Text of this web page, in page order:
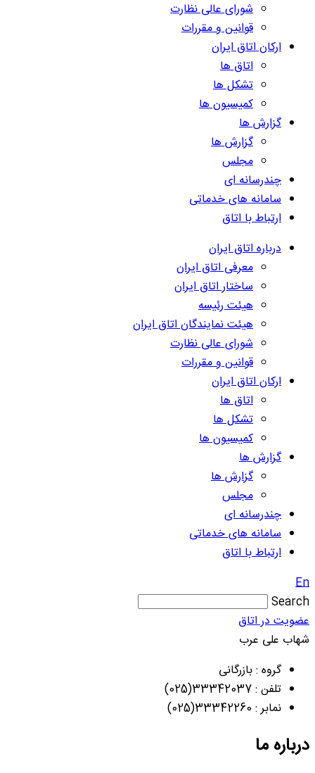
شورای عالی نظارت
قوانین و مقررات
ارکان اتاق ایران
اتاق ها
تشکل ها
کمیسیون ها
گزارش ها
گزارش ها
مجلس
چندرسانه ای
سامانه های خدماتی
ارتباط با اتاق
درباره اتاق ایران
معرفی اتاق ایران
ساختار اتاق ایران
هیئت رئیسه
هیئت نمایندگان اتاق ایران
شورای عالی نظارت
قوانین و مقررات
ارکان اتاق ایران
اتاق ها
تشکل ها
کمیسیون ها
گزارش ها
گزارش ها
مجلس
چندرسانه ای
سامانه های خدماتی
ارتباط با اتاق
En
Search
عضویت در اتاق
شهاب علی عرب
گروه : بازرگانی
تلفن : 33342037(025)
نمابر : 33342260(025)
درباره ما